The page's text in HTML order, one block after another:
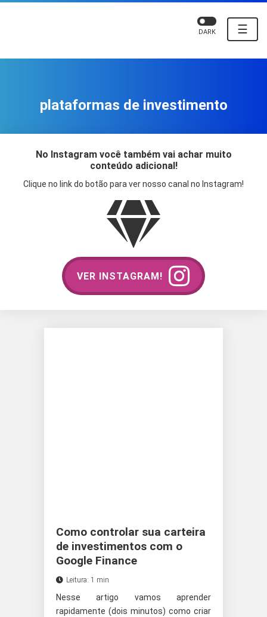
☰
DARK
plataformas de investimento
No Instagram você também vai achar muito
conteúdo adicional!
Clique no link do botão para ver nosso canal no Instagram!
VER INSTAGRAM!
Como controlar sua carteira
de investimentos com o
Google Finance
Leitura: 1 min
Nesse artigo vamos aprender
rapidamente (dois minutos) como criar